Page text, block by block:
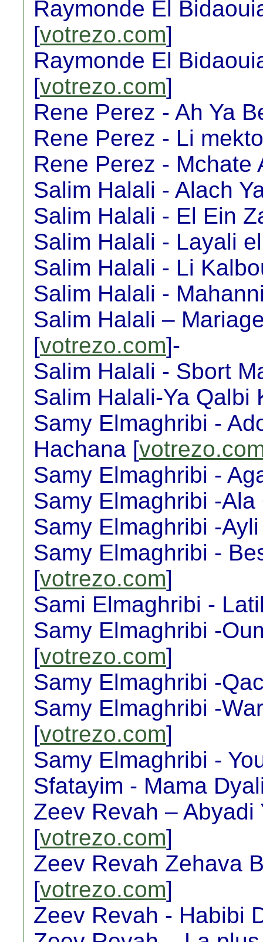
Raymonde El
[votrezo.com]
Raymonde El
[votrezo.com]
Rene Perez - Ah Ya
Rene Perez - Li
Rene Perez - Mchate
Salim Halali - Alach
Salim Halali - El Ein
Salim Halali - Layali
Salim Halali - Li
Salim Halali -
Salim Halali –
[votrezo.com]-
Salim Halali - Sbort
Salim Halali-Ya Qalbi
Samy Elmaghribi -
Hachana [
Samy Elmaghribi -
Samy Elmaghribi -Ala
Samy Elmaghribi -
Samy Elmaghribi -
[votrezo.com]
Sami Elmaghribi -
Samy Elmaghribi -
[votrezo.com]
Samy Elmaghribi -
Samy Elmaghribi -
[votrezo.com]
Samy Elmaghribi -
Sfatayim - Mama
Zeev Revah – Abyadi
[votrezo.com]
Zeev Revah Zehava
[votrezo.com]
Zeev Revah - Habibi